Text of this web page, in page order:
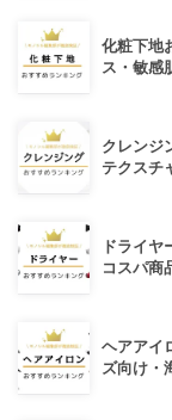
化粧下地
ス・敏感
クレンジ
テクスチ
ドライヤ
コスパ商
ヘアアイ
ズ向け・